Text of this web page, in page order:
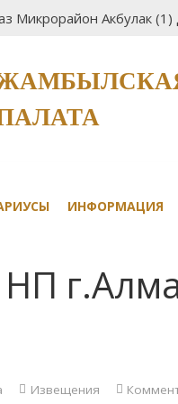
Микрорайон Акбулак
ИНФОРМАЦИЯ
Извещения